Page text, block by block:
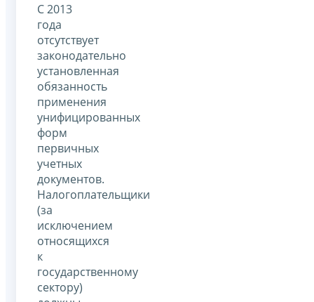
С 2013
года
отсутствует
законодательно
установленная
обязанность
применения
унифицированных
форм
первичных
учетных
документов.
Налогоплательщики
(за
исключением
относящихся
к
государственному
сектору)